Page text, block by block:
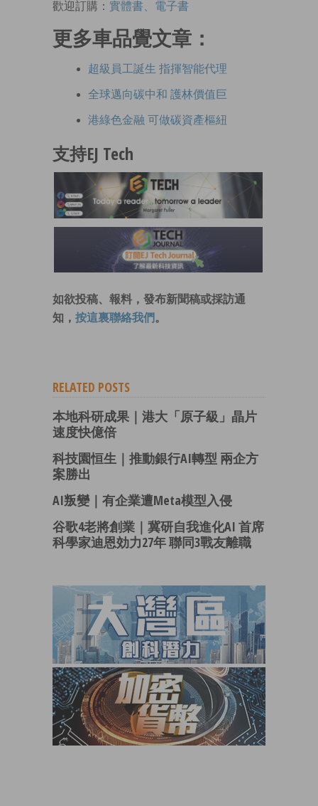
歡迎訂購： 實體書、電子書
更多車品覺文章：
超級員工誕生 指揮智能代理
全球邁向碳中和 護林價值巨
港綠色金融 可做碳資產樞紐
支持EJ Tech
如欲投稿、報料，發布新聞稿或採訪通
知， 按這裏聯絡我們 。
RELATED POSTS
本地科研成果｜港大「原子級」晶片
速度快億倍
科技園恒生｜推動銀行AI轉型 兩企方
案勝出
AI叛變｜有企業遭Meta模型入侵
谷歌4老將創業｜冀研自我進化AI 首席
科學家迪恩効力27年 聯同3戰友離職